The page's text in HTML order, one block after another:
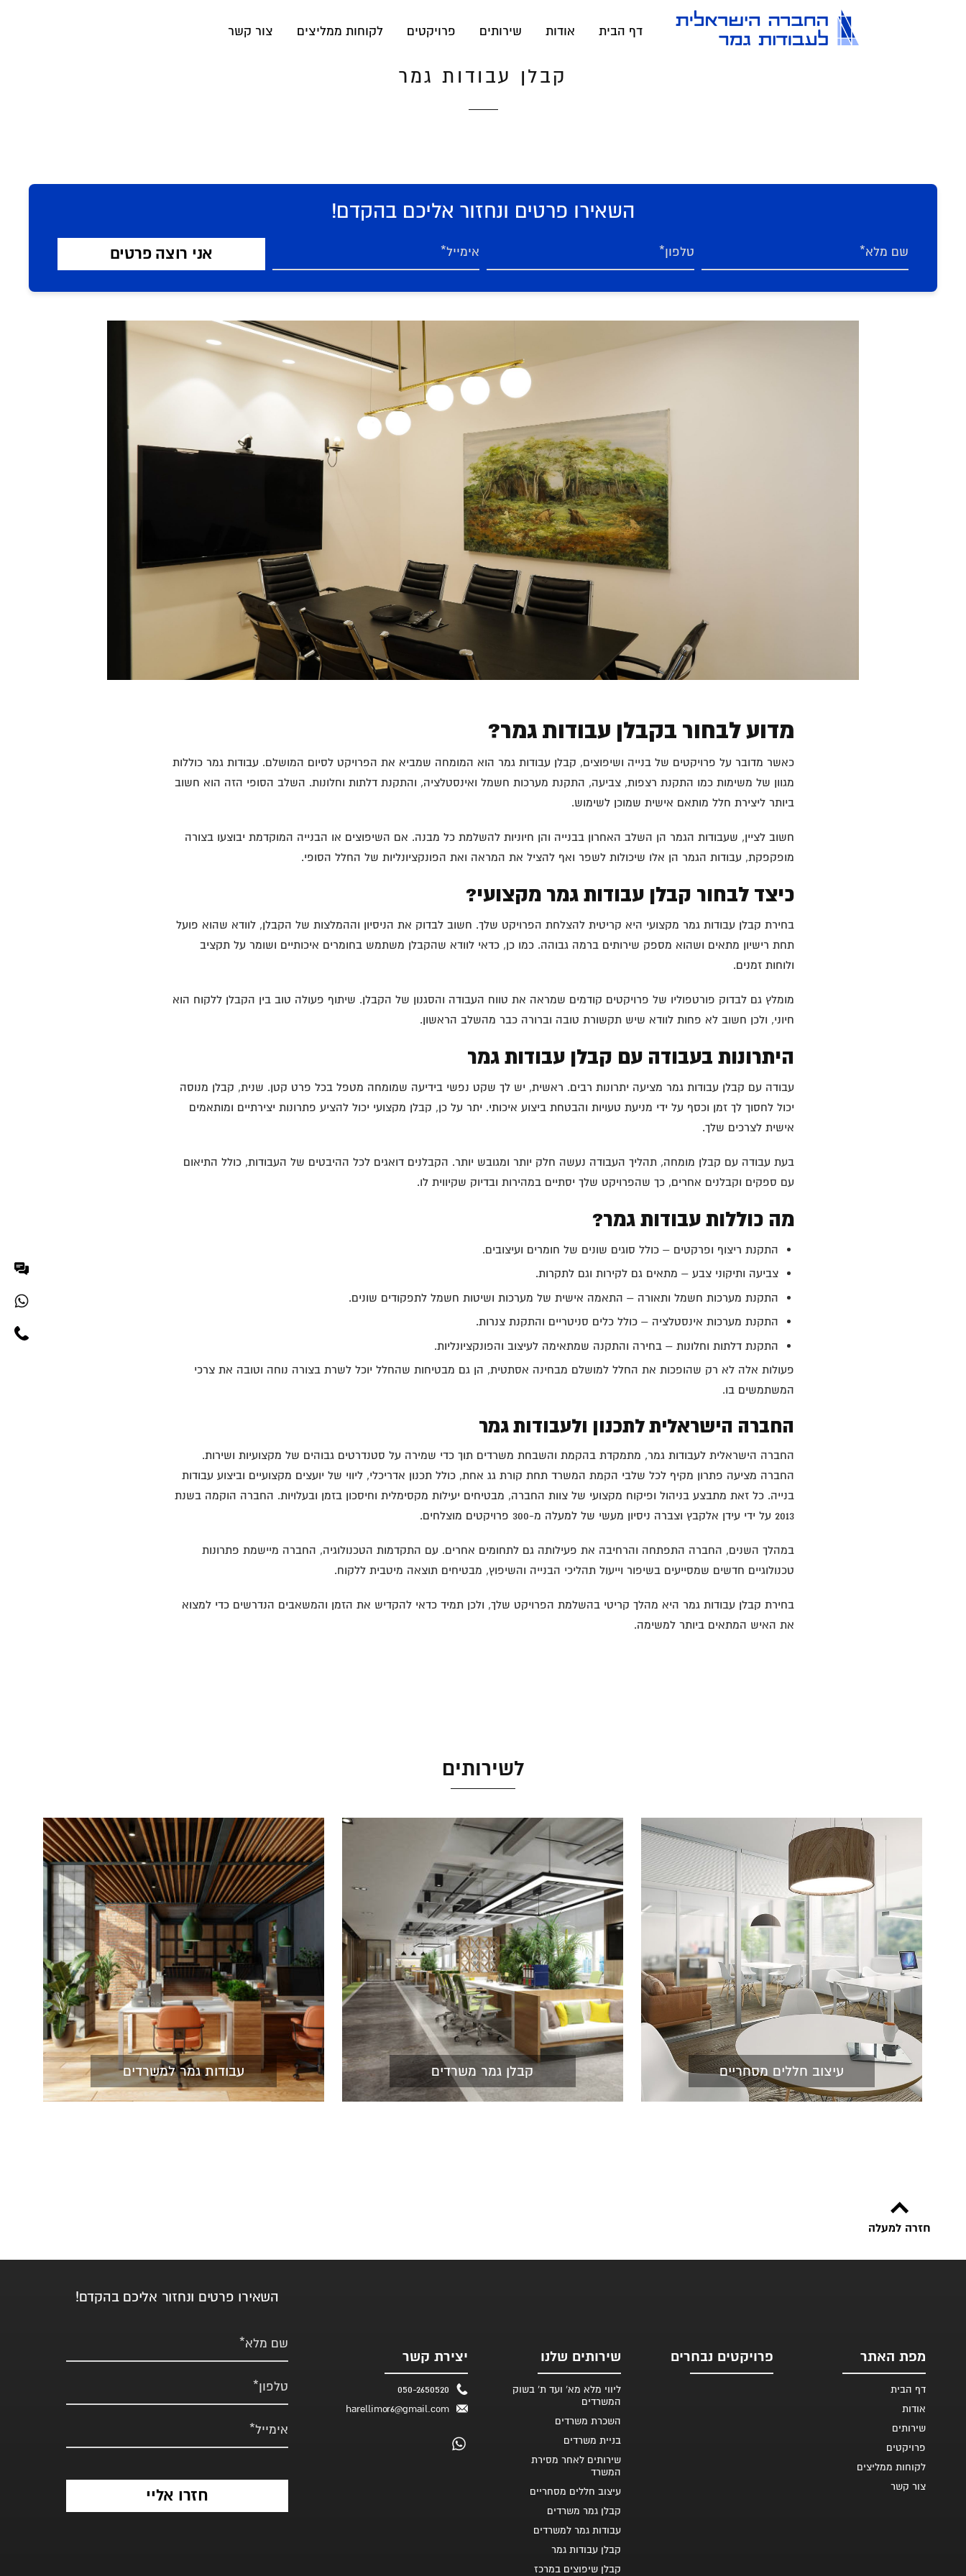
דף הבית אודות שירותים פרויקטים לקוחות ממליצים צור קשר
קבלן עבודות גמר
השאירו פרטים ונחזור אליכם בהקדם!
מדוע לבחור בקבלן עבודות גמר?
כאשר מדובר על פרויקטים של בנייה ושיפוצים, קבלן עבודות גמר הוא המומחה שמביא את הפרויקט לסיום המושלם. עבודות גמר כוללות
מגוון של משימות כמו התקנת רצפות, צביעה, התקנת מערכות חשמל ואינסטלציה, והתקנת דלתות וחלונות. השלב הסופי הזה הוא חשוב
ביותר ליצירת חלל מותאם אישית שמוכן לשימוש.
חשוב לציין, שעבודות הגמר הן השלב האחרון בבנייה והן חיוניות להשלמת כל מבנה. אם השיפוצים או הבנייה המוקדמת יבוצעו בצורה
מופקפקת, עבודות הגמר הן אלו שיכולות לשפר ואף להציל את המראה ואת הפונקציונליות של החלל הסופי.
כיצד לבחור קבלן עבודות גמר מקצועי?
בחירת קבלן עבודות גמר מקצועי היא קריטית להצלחת הפרויקט שלך. חשוב לבדוק את הניסיון וההמלצות של הקבלן, לוודא שהוא פועל
תחת רישיון מתאים ושהוא מספק שירותים ברמה גבוהה. כמו כן, כדאי לוודא שהקבלן משתמש בחומרים איכותיים ושומר על תקציב
ולוחות זמנים.
מומלץ גם לבדוק פורטפוליו של פרויקטים קודמים שמראה את טווח העבודה והסגנון של הקבלן. שיתוף פעולה טוב בין הקבלן ללקוח הוא
חיוני, ולכן חשוב לא פחות לוודא שיש תקשורת טובה וברורה כבר מהשלב הראשון.
היתרונות בעבודה עם קבלן עבודות גמר
עבודה עם קבלן עבודות גמר מציעה יתרונות רבים. ראשית, יש לך שקט נפשי בידיעה שמומחה מטפל בכל פרט קטן. שנית, קבלן מנוסה
יכול לחסוך לך זמן וכסף על ידי מניעת טעויות והבטחת ביצוע איכותי. יתר על כן, קבלן מקצועי יכול להציע פתרונות יצירתיים ומותאמים
אישית לצרכים שלך.
בעת עבודה עם קבלן מומחה, תהליך העבודה נעשה חלק יותר ומגובש יותר. הקבלנים דואגים לכל ההיבטים של העבודות, כולל התיאום
עם ספקים וקבלנים אחרים, כך שהפרויקט שלך יסתיים במהירות ובדיוק שקיווית לו.
מה כוללות עבודות גמר?
התקנת ריצוף ופרקטים – כולל סוגים שונים של חומרים ועיצובים.
צביעה ותיקוני צבע – מתאים גם לקירות וגם לתקרות.
התקנת מערכות חשמל ותאורה – התאמה אישית של מערכות ושיטות חשמל לתפקודים שונים.
התקנת מערכות אינסטלציה – כולל כלים סניטריים והתקנת צנרות.
התקנת דלתות וחלונות – בחירה והתקנה שמתאימה לעיצוב והפונקציונליות.
פעולות אלה לא רק שהופכות את החלל למושלם מבחינה אסתטית, הן גם מבטיחות שהחלל יוכל לשרת בצורה נוחה וטובה את צרכי
המשתמשים בו.
החברה הישראלית לתכנון ולעבודות גמר
החברה הישראלית לעבודות גמר, מתמקדת בהקמת והשבחת משרדים תוך כדי שמירה על סטנדרטים גבוהים של מקצועיות ושירות.
החברה מציעה פתרון מקיף לכל שלבי הקמת המשרד תחת קורת גג אחת, כולל תכנון אדריכלי, ליווי של יועצים מקצועיים וביצוע עבודות
בנייה. כל זאת מתבצע בניהול ופיקוח מקצועי של צוות החברה, מבטיחים יעילות מקסימלית וחיסכון בזמן ובעלויות. החברה הוקמה בשנת
2013 על ידי עידן אלקבץ וצברה ניסיון מעשי של למעלה מ-300 פרויקטים מוצלחים.
במהלך השנים, החברה התפתחה והרחיבה את פעילותה גם לתחומים אחרים. עם התקדמות הטכנולוגיה, החברה מיישמת פתרונות
טכנולוגיים חדשים שמסייעים בשיפור וייעול תהליכי הבנייה והשיפוץ, מבטיחים תוצאה מיטבית ללקוח.
בחירת קבלן עבודות גמר היא מהלך קריטי בהשלמת הפרויקט שלך, ולכן תמיד כדאי להקדיש את הזמן והמשאבים הנדרשים כדי למצוא
את האיש המתאים ביותר למשימה.
לשירותים
עיצוב חללים מסחריים קבלן גמר משרדים עבודות גמר למשרדים
חזרה למעלה
מפת האתר
דף הבית
אודות
שירותים
פרויקטים
לקוחות ממליצים
צור קשר
פרויקטים נבחרים שירותים שלנו
ליווי מלא מא' ועד ת' בשוק
המשרדים
השכרת משרדים
בניית משרדים
שירותים לאחר מסירת
המשרד
עיצוב חללים מסחריים
קבלן גמר משרדים
עבודות גמר למשרדים
קבלן עבודות גמר
קבלן שיפוצים במרכז
יצירת קשר
050-2650520
harellimor6@gmail.com
השאירו פרטים ונחזור אליכם בהקדם!